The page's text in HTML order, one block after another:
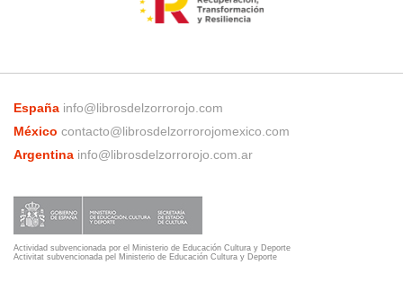
España info@librosdelzorrorojo.com
México contacto@librosdelzorrorojomexico.com
Argentina info@librosdelzorrorojo.com.ar
Actividad subvencionada por el Ministerio de Educación Cultura y Deporte
Activitat subvencionada pel Ministerio de Educación Cultura y Deporte